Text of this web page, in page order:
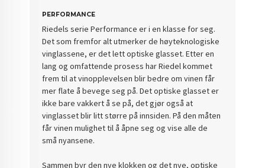
PERFORMANCE
Riedels serie Performance er i en klasse for seg.
Det som fremfor alt utmerker de høyteknologiske
vinglassene, er det lett optiske glasset. Etter en
lang og omfattende prosess har Riedel kommet
frem til at vinopplevelsen blir bedre om vinen får
mer flate å bevege seg på. Det optiske glasset er
ikke bare vakkert å se på, det gjør også at
vinglasset blir litt større på innsiden. På den måten
får vinen mulighet til å åpne seg og vise alle de
små nyansene.
Sammen byr den nye klokken og det nye, optiske